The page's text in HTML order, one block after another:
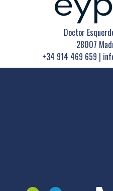
Doctor
28007
+34 914 469 659 |